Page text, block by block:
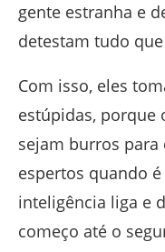
gente estranha e
detestam tudo
Com isso, eles
estúpidas, porque
sejam burros para
espertos quando
inteligência liga e
começo até o